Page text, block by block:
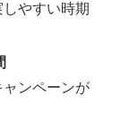
やすい時期
ンペーンが